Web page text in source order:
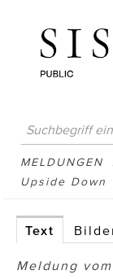
MELDUNGEN
ATELIER FĒ.
BERTRAMS
MELDUNGEN
Upside Down
Text
Meldung